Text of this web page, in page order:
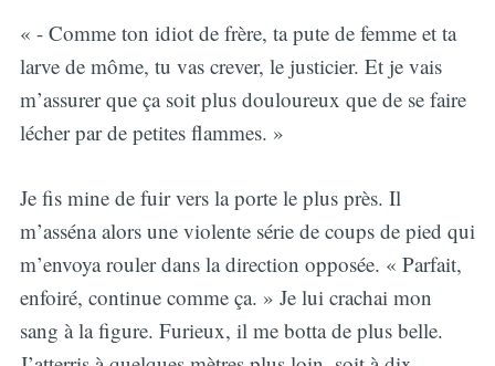
« - Comme ton idiot de frère, ta pute de femme et ta
larve de môme, tu vas crever, le justicier. Et je vais
m’assurer que ça soit plus douloureux que de se faire
lécher par de petites flammes. »
Je fis mine de fuir vers la porte le plus près. Il
m’asséna alors une violente série de coups de pied qui
m’envoya rouler dans la direction opposée. « Parfait,
enfoiré, continue comme ça. » Je lui crachai mon
sang à la figure. Furieux, il me botta de plus belle.